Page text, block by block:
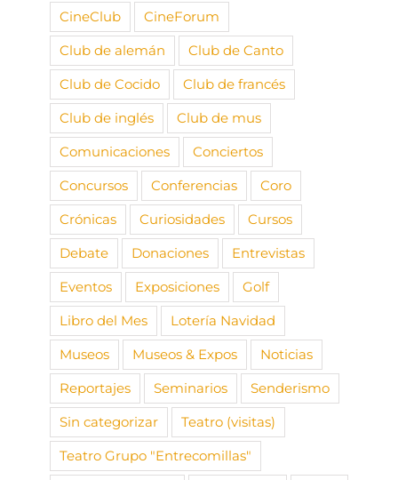
CineClub
CineForum
Club de alemán
Club de Canto
Club de Cocido
Club de francés
Club de inglés
Club de mus
Comunicaciones
Conciertos
Concursos
Conferencias
Coro
Crónicas
Curiosidades
Cursos
Debate
Donaciones
Entrevistas
Eventos
Exposiciones
Golf
Libro del Mes
Lotería Navidad
Museos
Museos & Expos
Noticias
Reportajes
Seminarios
Senderismo
Sin categorizar
Teatro (visitas)
Teatro Grupo "Entrecomillas"